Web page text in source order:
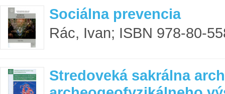
Sociálna prevencia
Rác, Ivan; ISBN 978-80-
Stredoveká sakrálna